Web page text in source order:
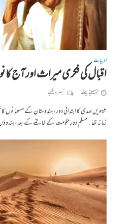
ادبیات
اقبال کی فکری میراث اور آج کا
2 مہینے پہلے تبصرہ لکھیے
بیسویں صدی کا ابتدائی دور، ہندوستان کے مسلمانوں کا
زمانہ تھا۔ مسلم دورِ حکومت کے خاتمے کے بعد،